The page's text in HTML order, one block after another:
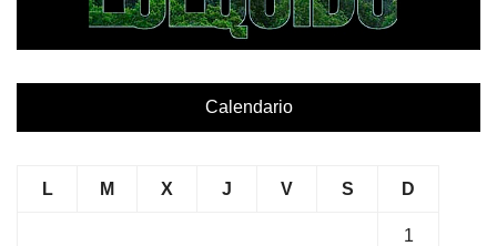
Calendario
L M X J V S D
1